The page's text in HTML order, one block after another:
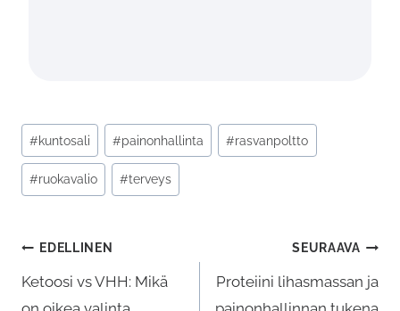
Avainsanat:
#kuntosali #painonhallinta #rasvanpoltto
#ruokavalio #terveys
Artikkelien
selaus
EDELLINEN
Ketoosi vs VHH: Mikä
SEURAAVA
Proteiini lihasmassan ja